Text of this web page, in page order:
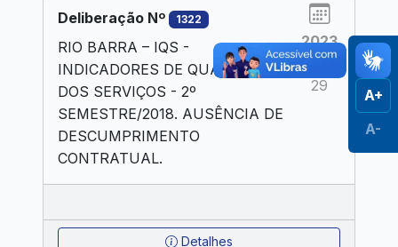
Deliberação Nº 1322
RIO BARRA – IQS -
INDICADORES DE QUALIDADE
DOS SERVIÇOS - 2º
SEMESTRE/2018. AUSÊNCIA DE
DESCUMPRIMENTO
CONTRATUAL.
2023
AGO
29
Detalhes
A+
A-